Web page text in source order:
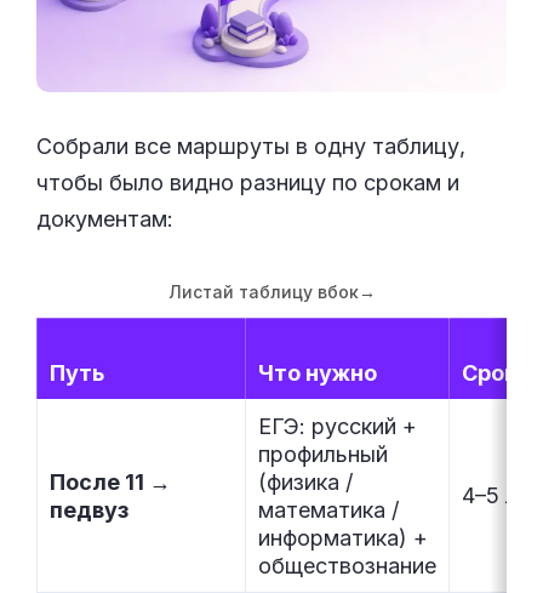
Собрали все маршруты в одну таблицу,
чтобы было видно разницу по срокам и
документам:
Листай таблицу вбок→
Путь Что нужно Срок
После 11 →
педвуз
ЕГЭ: русский +
профильный
(физика /
математика /
информатика) +
обществознание
4–5 лет